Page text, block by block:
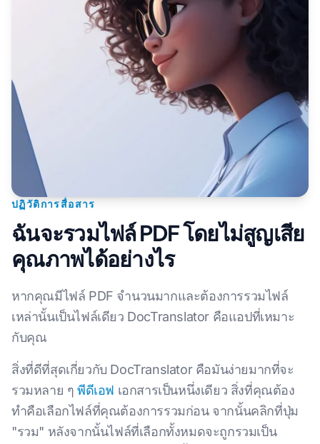
ปฏิวัติการสื่อสาร
ฉันจะรวมไฟล์ PDF โดยไม่สูญเสีย
คุณภาพได้อย่างไร
หากคุณมีไฟล์ PDF จำนวนมากและต้องการรวมไฟล์
เหล่านั้นเป็นไฟล์เดียว DocTranslator คือแอปที่เหมาะ
กับคุณ
สิ่งที่ดีที่สุดเกี่ยวกับ DocTranslator คือมันง่ายมากที่จะ
รวมหลาย ๆ พีดีเอฟ เอกสารเป็นหนึ่งเดียว สิ่งที่คุณต้อง
ทําคือเลือกไฟล์ที่คุณต้องการรวมก่อน จากนั้นคลิกที่ปุ่ม
"รวม" หลังจากนั้นไฟล์ที่เลือกทั้งหมดจะถูกรวมเป็น